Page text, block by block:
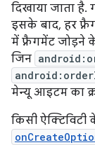
दिखाया जाता
इसके बाद, हर
में फ़्रैगमेंट जोड़ने
जिन
मेन्यू आइटम का
किसी